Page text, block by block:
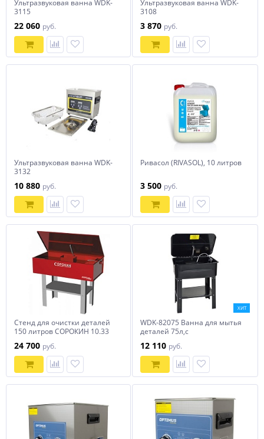
Ультразвуковая ванна WDK-
3115
22 060 руб.
Ультразвуковая ванна WDK-
3108
3 870 руб.
Ультразвуковая ванна WDK-
3132
10 880 руб.
Ривасол (RIVASOL), 10 литров
3 500 руб.
Стенд для очистки деталей
150 литров СОРОКИН 10.33
24 700 руб.
ХИТ
WDK-82075 Ванна для мытья
деталей 75л,с
12 110 руб.